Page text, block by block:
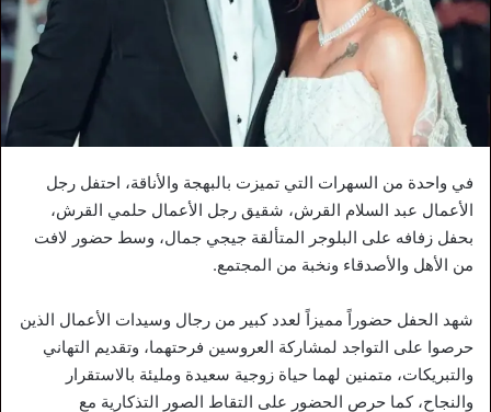
في واحدة من السهرات التي تميزت بالبهجة والأناقة، احتفل رجل
الأعمال عبد السلام القرش، شقيق رجل الأعمال حلمي القرش،
بحفل زفافه على البلوجر المتألقة جيجي جمال، وسط حضور لافت
من الأهل والأصدقاء ونخبة من المجتمع.
شهد الحفل حضوراً مميزاً لعدد كبير من رجال وسيدات الأعمال الذين
حرصوا على التواجد لمشاركة العروسين فرحتهما، وتقديم التهاني
والتبريكات، متمنين لهما حياة زوجية سعيدة ومليئة بالاستقرار
والنجاح، كما حرص الحضور على التقاط الصور التذكارية مع